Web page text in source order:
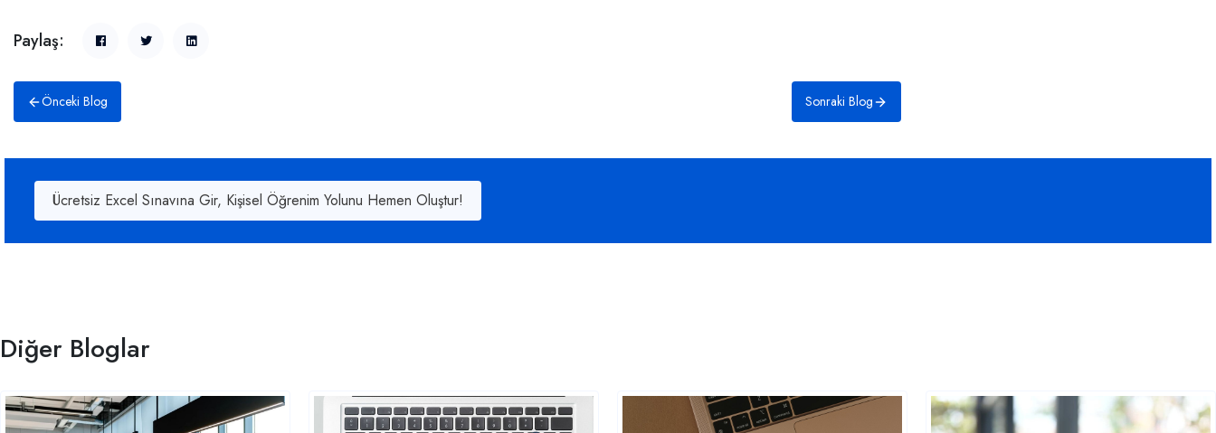
Paylaş:
Önceki Blog Sonraki Blog
Ücretsiz Excel Sınavına Gir, Kişisel Öğrenim Yolunu Hemen Oluştur!
Diğer Bloglar